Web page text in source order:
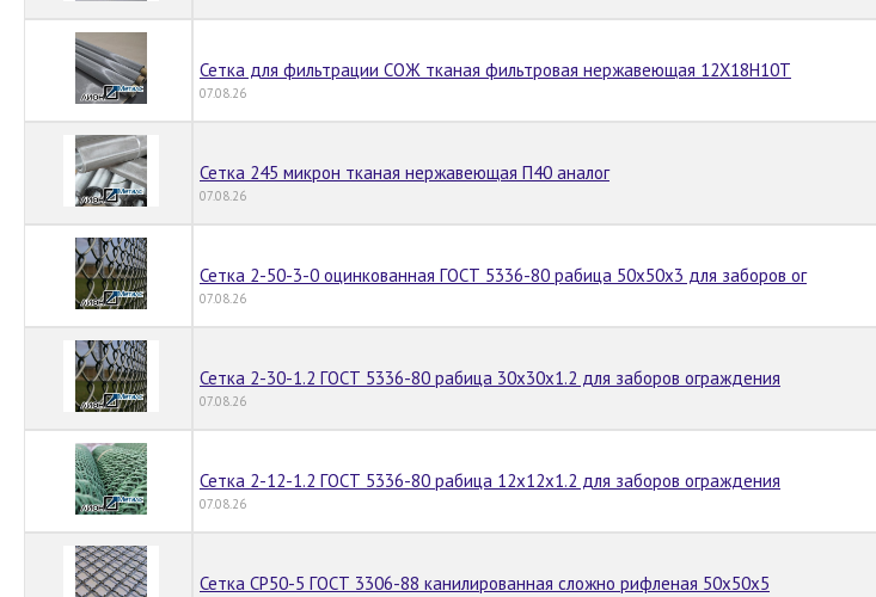
Сетка для фильтрации СОЖ тканая фильтровая нержавеющая 12Х18Н10Т
07.08.26
Сетка 245 микрон тканая нержавеющая П40 аналог
07.08.26
Сетка 2-50-3-0 оцинкованная ГОСТ 5336-80 рабица 50х50х3 для заборов ог
07.08.26
Сетка 2-30-1.2 ГОСТ 5336-80 рабица 30х30х1.2 для заборов ограждения
07.08.26
Сетка 2-12-1.2 ГОСТ 5336-80 рабица 12х12х1.2 для заборов ограждения
07.08.26
Сетка СР50-5 ГОСТ 3306-88 канилированная сложно рифленая 50х50х5